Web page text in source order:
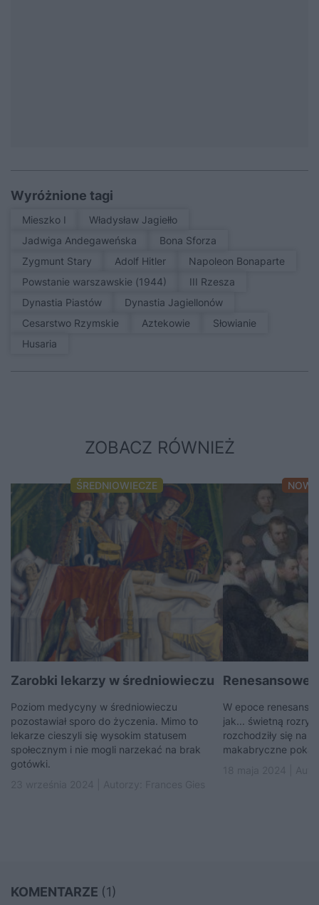
Wyróżnione tagi
Mieszko I
Władysław Jagiełło
Jadwiga Andegaweńska
Bona Sforza
Zygmunt Stary
Adolf Hitler
Napoleon Bonaparte
Powstanie warszawskie (1944)
III Rzesza
Dynastia Piastów
Dynastia Jagiellonów
Cesarstwo Rzymskie
Aztekowie
Słowianie
Husaria
ZOBACZ RÓWNIEŻ
ŚREDNIOWIECZE
Zarobki lekarzy w średniowieczu
Poziom medycyny w średniowieczu
pozostawiał sporo do życzenia. Mimo to
lekarze cieszyli się wysokim statusem
społecznym i nie mogli narzekać na brak
gotówki.
Renesansowe
W epoce renesansu
jak... świetną
rozchodziły się na
makabryczne
KOMENTARZE (1)